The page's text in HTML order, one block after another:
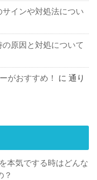
インや対処法につい
原因と対処について
がおすすめ！ に通り
本気でする時はどんな
？